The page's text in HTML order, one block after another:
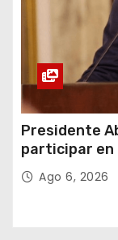
Presidente
participar en
Abelardo de
Ago 6, 2026